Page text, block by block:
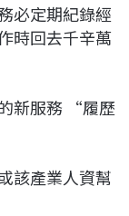
必定期紀錄經
時回去千辛萬
新服務 “履歷
該產業人資幫